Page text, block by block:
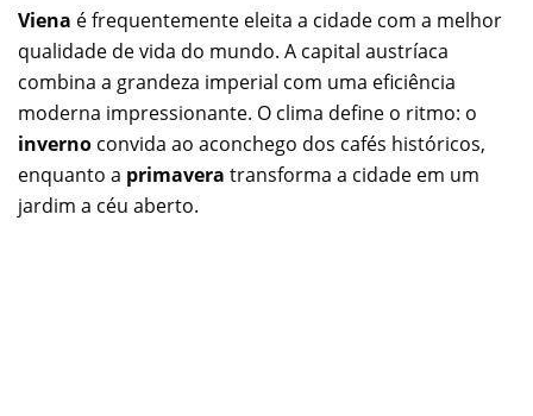
Viena é frequentemente eleita a cidade com a melhor
qualidade de vida do mundo. A capital austríaca
combina a grandeza imperial com uma eficiência
moderna impressionante. O clima define o ritmo: o
inverno convida ao aconchego dos cafés históricos,
enquanto a primavera transforma a cidade em um
jardim a céu aberto.